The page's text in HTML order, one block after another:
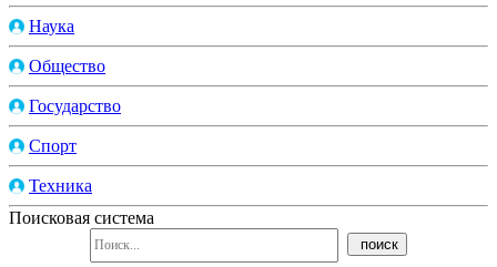
Наука
Общество
Государство
Спорт
Техника
Поисковая система